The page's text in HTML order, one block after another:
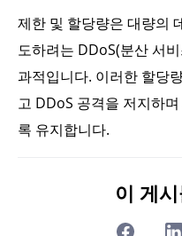
제한 및 할당량은 대량의
도하려는 DDoS(분산 서
과적입니다. 이러한 할당
고 DDoS 공격을 저지하
록 유지합니다.
이 게